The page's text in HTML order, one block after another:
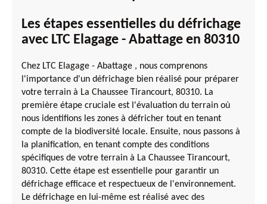
Les étapes essentielles du défrichage
avec LTC Elagage - Abattage en 80310
Chez LTC Elagage - Abattage , nous comprenons
l'importance d'un défrichage bien réalisé pour préparer
votre terrain à La Chaussee Tirancourt, 80310. La
première étape cruciale est l'évaluation du terrain où
nous identifions les zones à défricher tout en tenant
compte de la biodiversité locale. Ensuite, nous passons à
la planification, en tenant compte des conditions
spécifiques de votre terrain à La Chaussee Tirancourt,
80310. Cette étape est essentielle pour garantir un
défrichage efficace et respectueux de l'environnement.
Le défrichage en lui-même est réalisé avec des